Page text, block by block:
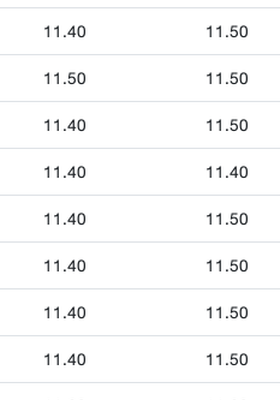
11.40 11.50
11.50 11.50
11.40 11.50
11.40 11.40
11.40 11.50
11.40 11.50
11.40 11.50
11.40 11.50